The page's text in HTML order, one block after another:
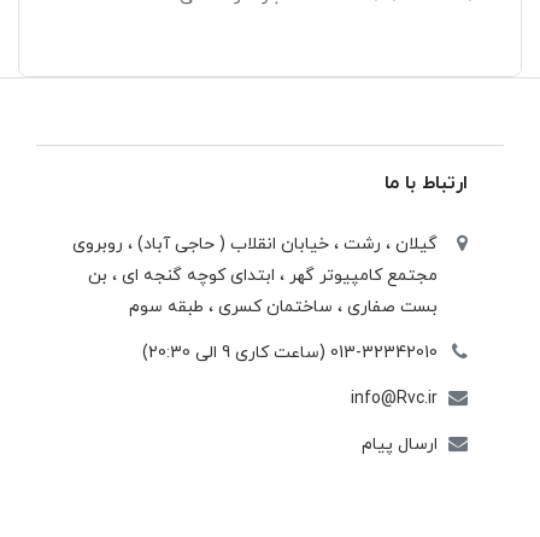
ارتباط با ما
گیلان ، رشت ، خيابان انقلاب ( حاجی آباد) ، روبروی
مجتمع كامپيوتر گهر ، ابتدای كوچه گنجه ای ، بن
بست صفاری ، ساختمان كسری ، طبقه سوم
013-32342010 (ساعت کاری 9 الی 20:30)
info@Rvc.ir
ارسال پیام